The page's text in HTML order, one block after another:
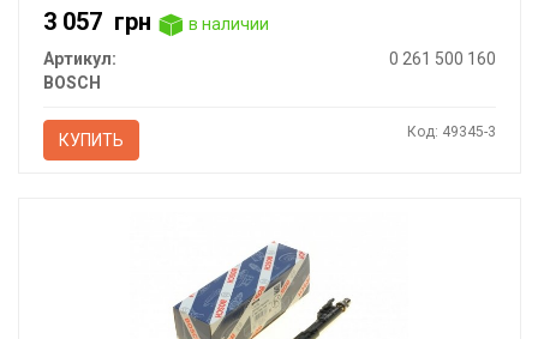
3 057 грн
в наличии
Артикул:
0 261 500 160
BOSCH
КУПИТЬ Код: 49345-3